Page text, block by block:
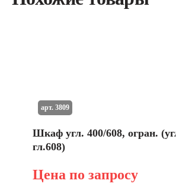
Шкаф угл. 400/608, огран.
гл.608)
Цена по запросу
арт. 3809